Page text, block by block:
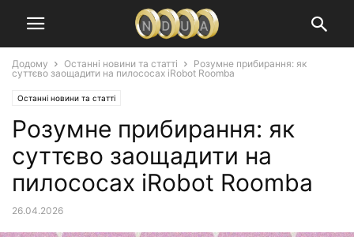
Додому Останні новини та статті
Розумне прибирання: як
суттєво заощадити на пилососах iRobot Roomba
Останні новини та статті
Розумне прибирання: як
суттєво заощадити на
пилососах iRobot Roomba
26.04.2026